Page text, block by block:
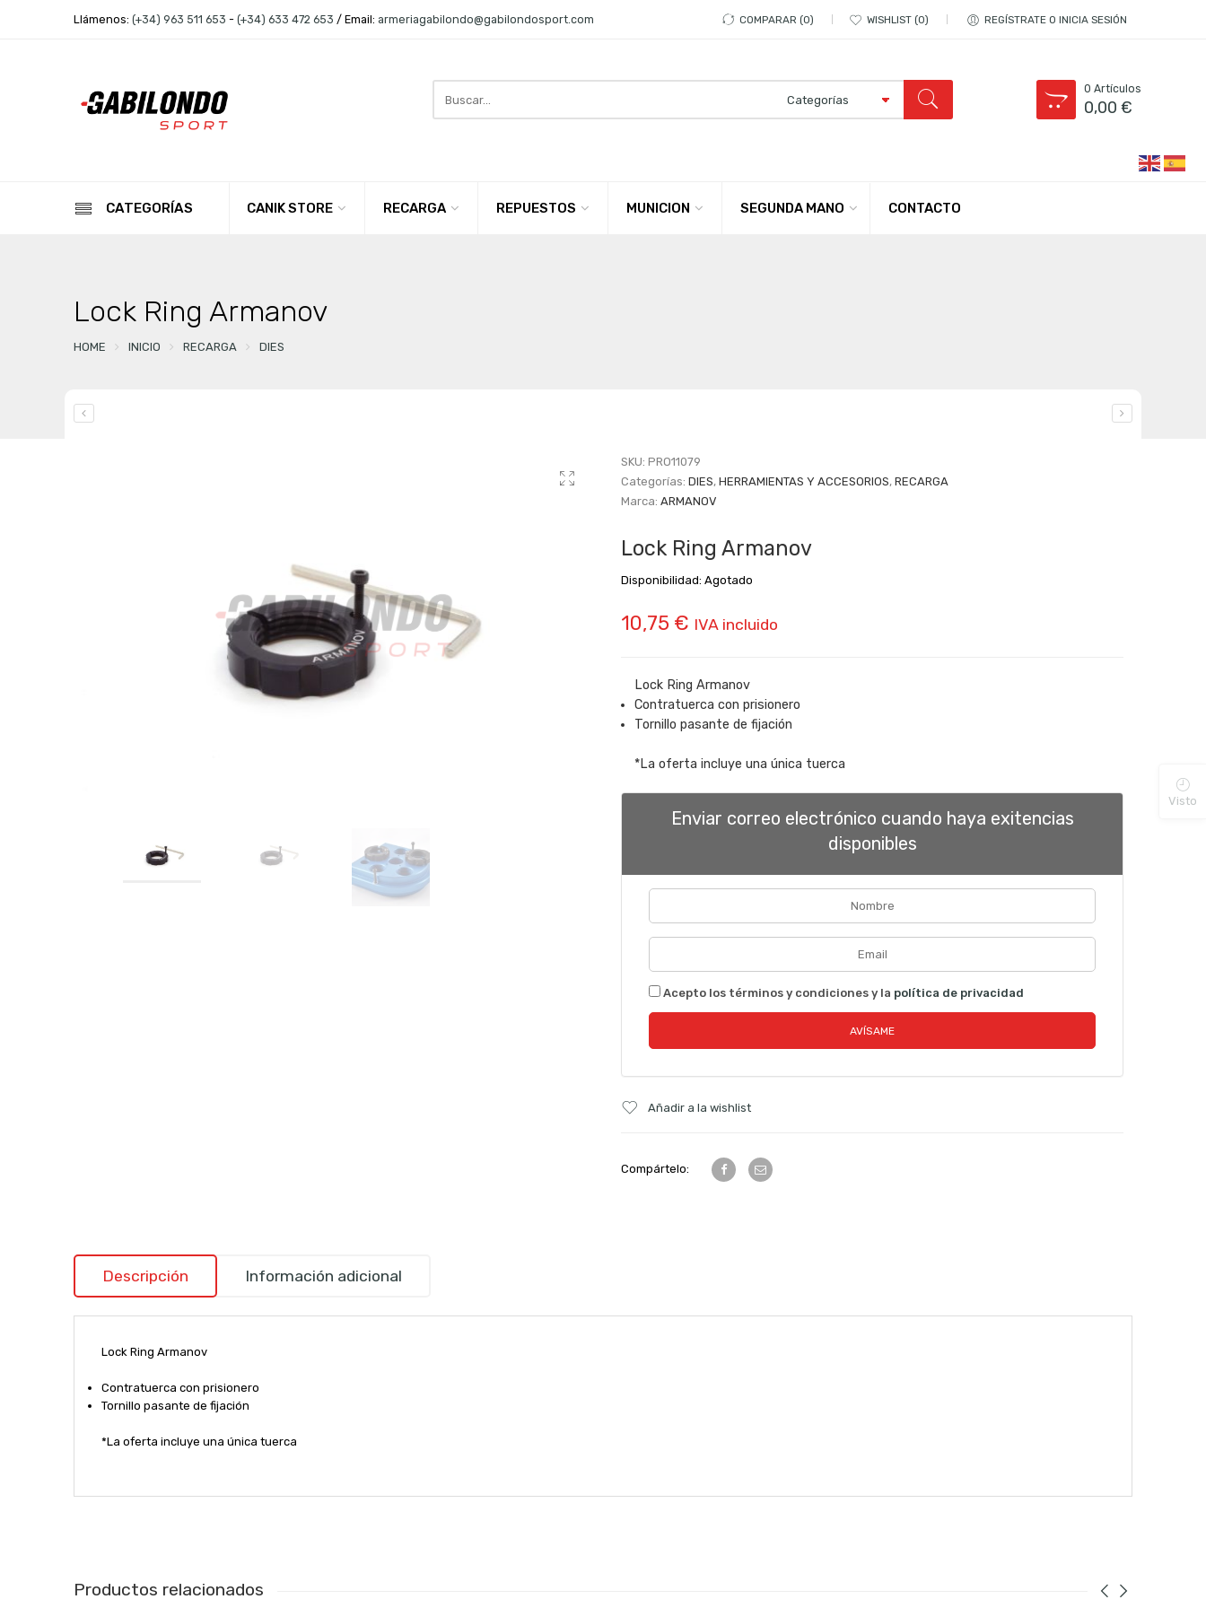
Llámenos: (+34) 963 511 653 - (+34) 633 472 653 / Email: armeriagabilondo@gabilondosport.com COMPARAR 0 WISHLIST 0 REGÍSTRATE O INICIA SESIÓN
here
0 Artículos
0,00€
CATEGORÍAS CANIK STORE RECARGA REPUESTOS MUNICION SEGUNDA MANO CONTACTO
Lock Ring Armanov
HOME INICIO RECARGA DIES
SKU: PRO11079
Categorías: DIES, HERRAMIENTAS Y ACCESORIOS, RECARGA
Marca: ARMANOV
Lock Ring Armanov
Disponibilidad: Agotado
10,75 € IVA incluido
Lock Ring Armanov
Contratuerca con prisionero
Tornillo pasante de fijación
*La oferta incluye una única tuerca
Enviar correo electrónico cuando haya exitencias
disponibles
Acepto los términos y condiciones y la política de privacidad
Añadir a la wishlist
Compártelo:
Descripción Información adicional
Lock Ring Armanov
Contratuerca con prisionero
Tornillo pasante de fijación
*La oferta incluye una única tuerca
Productos relacionados
Visto